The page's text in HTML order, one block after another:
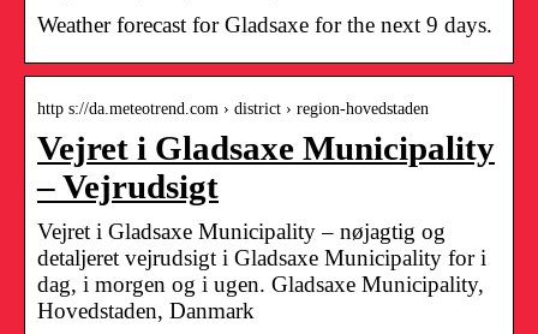
Weather forecast for Gladsaxe for the next 9 days.
http s://da.meteotrend.com › district › region-hovedstaden
Vejret i Gladsaxe Municipality
– Vejrudsigt
Vejret i Gladsaxe Municipality – nøjagtig og
detaljeret vejrudsigt i Gladsaxe Municipality for i
dag, i morgen og i ugen. Gladsaxe Municipality,
Hovedstaden, Danmark